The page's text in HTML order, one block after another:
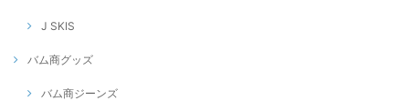
J SKIS
バム商グッズ
バム商ジーンズ